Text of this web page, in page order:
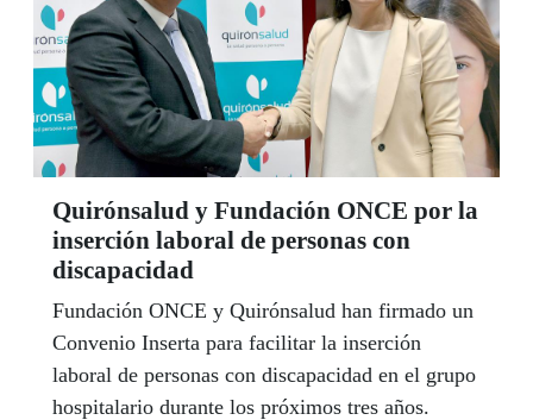
Quirónsalud y Fundación ONCE por la
inserción laboral de personas con
discapacidad
Fundación ONCE y Quirónsalud han firmado un
Convenio Inserta para facilitar la inserción
laboral de personas con discapacidad en el grupo
hospitalario durante los próximos tres años.